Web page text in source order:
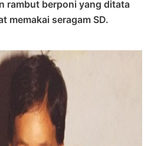
rambut berponi yang ditata
memakai seragam SD.